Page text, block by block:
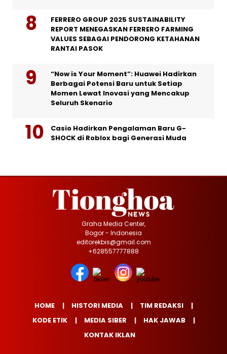
FERRERO GROUP 2025 SUSTAINABILITY
REPORT MENEGASKAN FERRERO FARMING
VALUES SEBAGAI PENDORONG KETAHANAN
RANTAI PASOK
“Now is Your Moment”: Huawei Hadirkan
Berbagai Potensi Baru untuk Setiap
Momen Lewat Inovasi yang Mencakup
Seluruh Skenario
Casio Hadirkan Pengalaman Baru G-
SHOCK di Roblox bagi Generasi Muda
Graha Media Center,
Bogor - Indonesia
editorekbis@gmail.com
+628557777888
HOME HISTORI MEDIA
TIM REDAKSI
KODE ETIK
MEDIA SIBER
HAK JAWAB
KONTAK IKLAN